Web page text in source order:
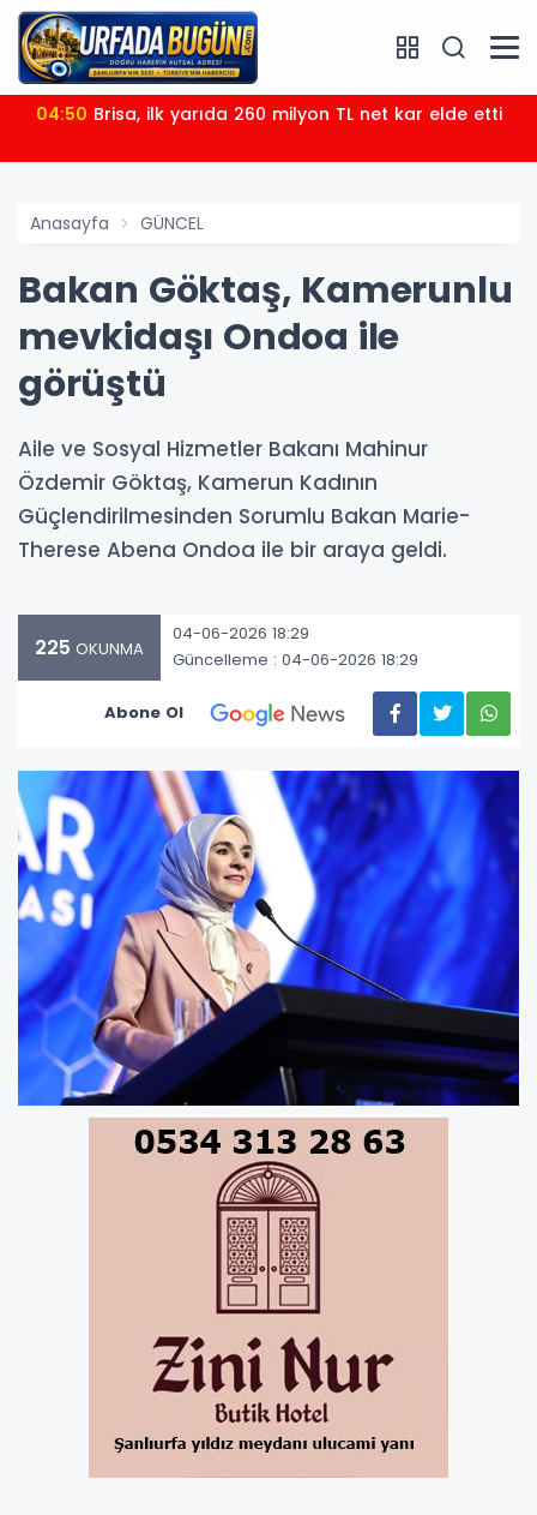
04:50 Brisa, ilk yarıda 260 milyon TL net kar elde etti
Anasayfa GÜNCEL
Bakan Göktaş, Kamerunlu
mevkidaşı Ondoa ile
görüştü
Aile ve Sosyal Hizmetler Bakanı Mahinur
Özdemir Göktaş, Kamerun Kadının
Güçlendirilmesinden Sorumlu Bakan Marie-
Therese Abena Ondoa ile bir araya geldi.
225 OKUNMA
04-06-2026 18:29
Güncelleme : 04-06-2026 18:29
Abone Ol